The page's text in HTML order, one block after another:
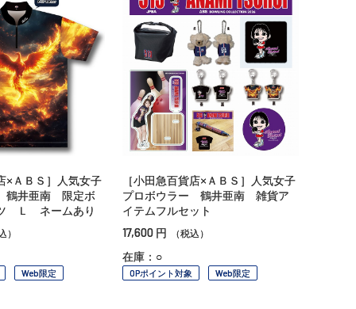
×ＡＢＳ］人気女子
鶴井亜南 限定ボ
Ｌ ネームあり
）
Web限定
［小田急百貨店×ＡＢＳ］人気女子
プロボウラー 鶴井亜南 雑貨ア
イテムフルセット
17,600 円 （税込）
在庫：○
OPポイント対象 Web限定